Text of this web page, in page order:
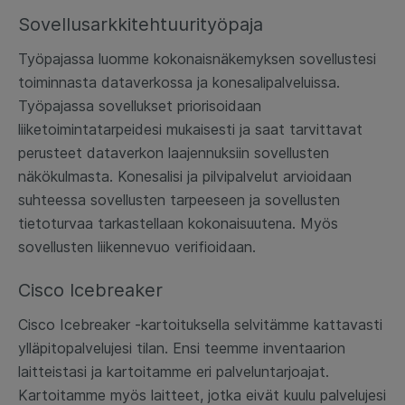
Sovellusarkkitehtuurityöpaja
Työpajassa luomme kokonaisnäkemyksen sovellustesi
toiminnasta dataverkossa ja konesalipalveluissa.
Työpajassa sovellukset priorisoidaan
liiketoimintatarpeidesi mukaisesti ja saat tarvittavat
perusteet dataverkon laajennuksiin sovellusten
näkökulmasta. Konesalisi ja pilvipalvelut arvioidaan
suhteessa sovellusten tarpeeseen ja sovellusten
tietoturvaa tarkastellaan kokonaisuutena. Myös
sovellusten liikennevuo verifioidaan.
Cisco Icebreaker
Cisco Icebreaker -kartoituksella selvitämme kattavasti
ylläpitopalvelujesi tilan. Ensi teemme inventaarion
laitteistasi ja kartoitamme eri palveluntarjoajat.
Kartoitamme myös laitteet, jotka eivät kuulu palvelujesi